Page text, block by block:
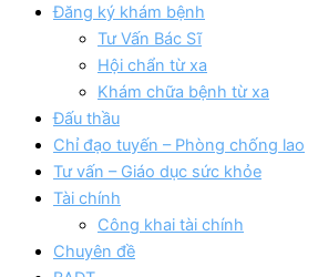
Đăng ký khám bệnh
Tư Vấn Bác Sĩ
Hội chẩn từ xa
Khám chữa bệnh từ xa
Đấu thầu
Chỉ đạo tuyến – Phòng chống lao
Tư vấn – Giáo dục sức khỏe
Tài chính
Công khai tài chính
Chuyên đề